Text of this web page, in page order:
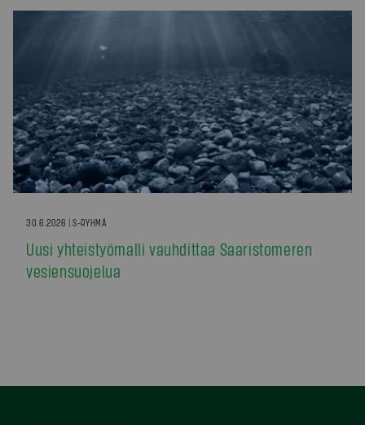
30.6.2026 | S-RYHMÄ
Uusi yhteistyömalli vauhdittaa Saaristomeren
vesiensuojelua